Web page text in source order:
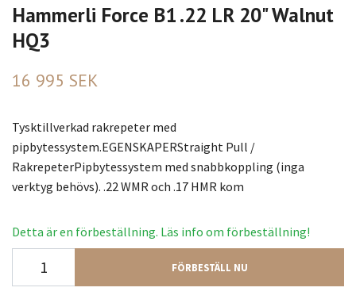
Hammerli Force B1 .22 LR 20" Walnut
HQ3
16 995 SEK
Tysktillverkad rakrepeter med
pipbytessystem.EGENSKAPERStraight Pull /
RakrepeterPipbytessystem med snabbkoppling (inga
verktyg behövs). .22 WMR och .17 HMR kom
Detta är en förbeställning. Läs info om förbeställning!
FÖRBESTÄLL NU